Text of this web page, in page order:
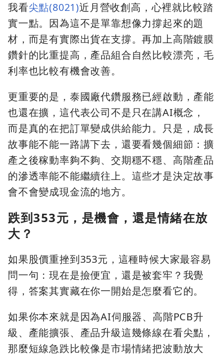
我看尖點(8021)近月營收創高，心裡就比較踏
實一點。因為這不是單靠想像力撐起來的題
材，而是有實際出貨在支撐。再加上高階鍍膜
鑽針的比重提高，產品組合自然比較漂亮，毛
利率也比較有機會改善。
更重要的是，泰國廠代鑽服務已經啟動，產能
也還在擴，這代表公司不是只在講AI概念，
而是真的在把訂單變成供給能力。只是，成長
故事能不能一路講下去，還要看幾個細節：擴
產之後稼動率夠不夠、交期穩不穩、高階產品
的滲透率能不能繼續往上。這些才是決定故事
會不會變成現金流的地方。
跌到353元，是機會，還是情緒在放
大？
如果股價重挫到353元，這種時候大家最容易
問一句：現在是撿便宜，還是被套牢？我覺
得，答案其實藏在你一開始是怎麼看它的。
如果你本來就是因為AI伺服器、高階PCB升
級、產能擴張、產品升級這幾條線在看尖點，
那麼短線急跌比較像是市場情緒把波動放大